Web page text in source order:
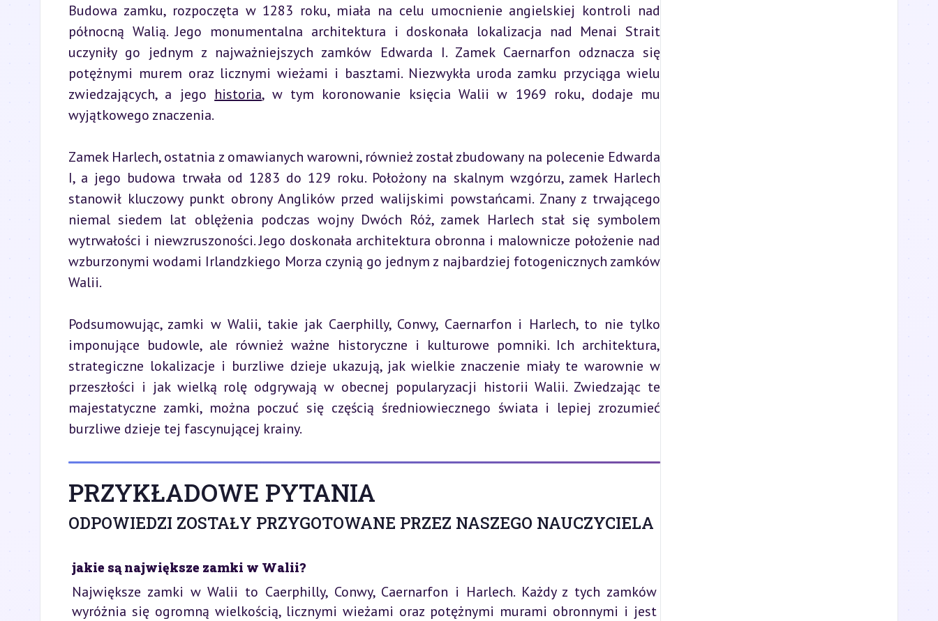
Budowa zamku, rozpoczęta w 1283 roku, miała na celu umocnienie angielskiej kontroli nad
północną Walią. Jego monumentalna architektura i doskonała lokalizacja nad Menai Strait
uczyniły go jednym z najważniejszych zamków Edwarda I. Zamek Caernarfon odznacza się
potężnymi murem oraz licznymi wieżami i basztami. Niezwykła uroda zamku przyciąga wielu
zwiedzających, a jego historia, w tym koronowanie księcia Walii w 1969 roku, dodaje mu
wyjątkowego znaczenia.
Zamek Harlech, ostatnia z omawianych warowni, również został zbudowany na polecenie Edwarda
I, a jego budowa trwała od 1283 do 129 roku. Położony na skalnym wzgórzu, zamek Harlech
stanowił kluczowy punkt obrony Anglików przed walijskimi powstańcami. Znany z trwającego
niemal siedem lat oblężenia podczas wojny Dwóch Róż, zamek Harlech stał się symbolem
wytrwałości i niewzruszoności. Jego doskonała architektura obronna i malownicze położenie nad
wzburzonymi wodami Irlandzkiego Morza czynią go jednym z najbardziej fotogenicznych zamków
Walii.
Podsumowując, zamki w Walii, takie jak Caerphilly, Conwy, Caernarfon i Harlech, to nie tylko
imponujące budowle, ale również ważne historyczne i kulturowe pomniki. Ich architektura,
strategiczne lokalizacje i burzliwe dzieje ukazują, jak wielkie znaczenie miały te warownie w
przeszłości i jak wielką rolę odgrywają w obecnej popularyzacji historii Walii. Zwiedzając te
majestatyczne zamki, można poczuć się częścią średniowiecznego świata i lepiej zrozumieć
burzliwe dzieje tej fascynującej krainy.
PRZYKŁADOWE PYTANIA
ODPOWIEDZI ZOSTAŁY PRZYGOTOWANE PRZEZ NASZEGO NAUCZYCIELA
jakie są największe zamki w Walii?
Największe zamki w Walii to Caerphilly, Conwy, Caernarfon i Harlech. Każdy z tych zamków
wyróżnia się ogromną wielkością, licznymi wieżami oraz potężnymi murami obronnymi i jest